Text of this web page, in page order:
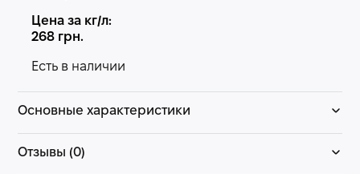
Цена за кг/л:
268 грн.
Есть в наличии
Основные характеристики
Отзывы (0)